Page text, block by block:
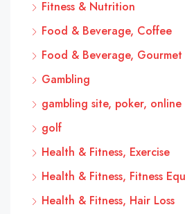
Fitness & Nutrition
Food & Beverage, Coffee
Food & Beverage, Gourmet
Gambling
gambling site, poker, online
golf
Health & Fitness, Exercise
Health & Fitness, Fitness
Health & Fitness, Hair Loss